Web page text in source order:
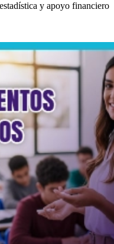
y apoyo financiero